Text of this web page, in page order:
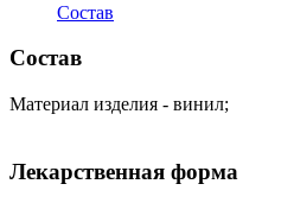
Состав
Состав
Материал изделия - винил;
Лекарственная форма